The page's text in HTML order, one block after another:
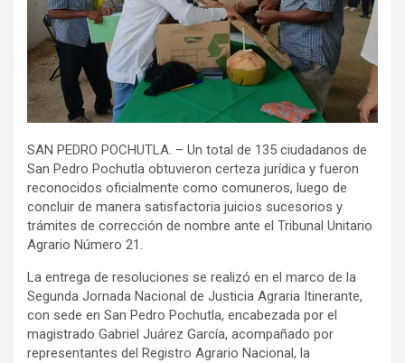
SAN PEDRO POCHUTLA. – Un total de 135 ciudadanos de
San Pedro Pochutla obtuvieron certeza jurídica y fueron
reconocidos oficialmente como comuneros, luego de
concluir de manera satisfactoria juicios sucesorios y
trámites de corrección de nombre ante el Tribunal Unitario
Agrario Número 21.
La entrega de resoluciones se realizó en el marco de la
Segunda Jornada Nacional de Justicia Agraria Itinerante,
con sede en San Pedro Pochutla, encabezada por el
magistrado Gabriel Juárez García, acompañado por
representantes del Registro Agrario Nacional, la